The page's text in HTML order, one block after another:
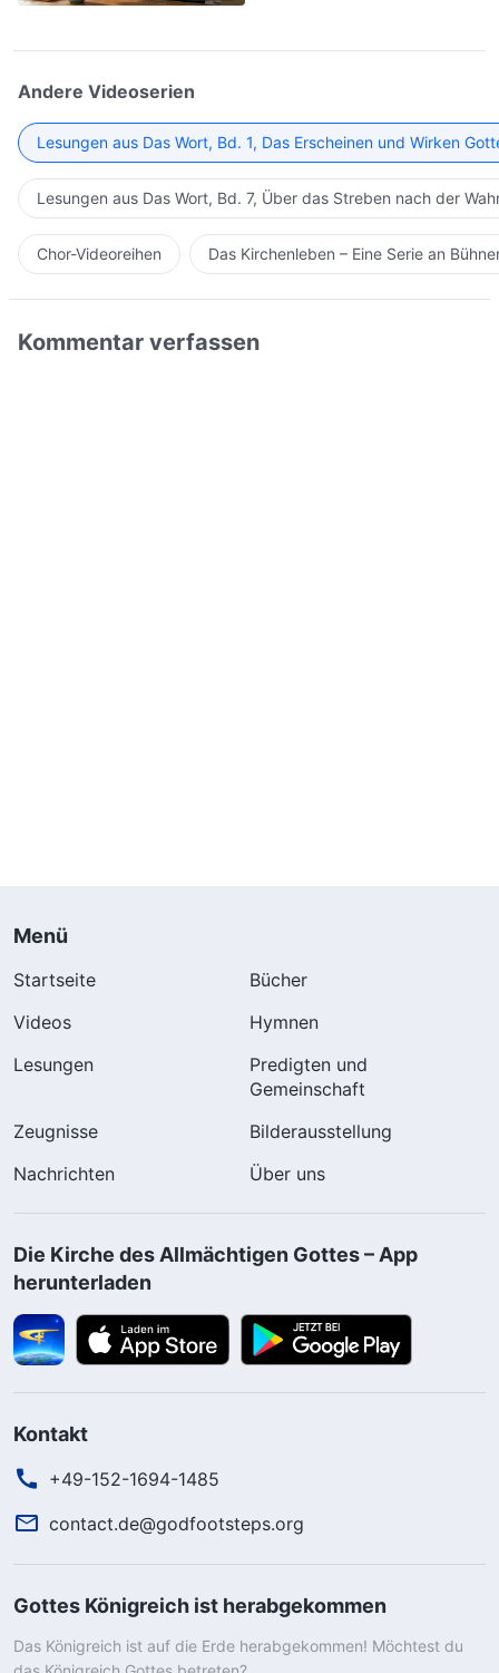
Andere Videoserien
Lesungen aus Das Wort, Bd. 1, Das Erscheinen und Wirken
Lesungen aus Das Wort, Bd. 7, Über das Streben nach der
Chor-Videoreihen Das Kirchenleben – Eine Serie an
Kommentar verfassen
Menü
Startseite
Bücher
Videos
Hymnen
Lesungen
Predigten und
Gemeinschaft
Zeugnisse
Bilderausstellung
Nachrichten
Über uns
Die Kirche des Allmächtigen Gottes – App
herunterladen
Kontakt
+49-152-1694-1485
contact.de@godfootsteps.org
Gottes Königreich ist herabgekommen
Das Königreich ist auf die Erde herabgekommen! Möchtest du